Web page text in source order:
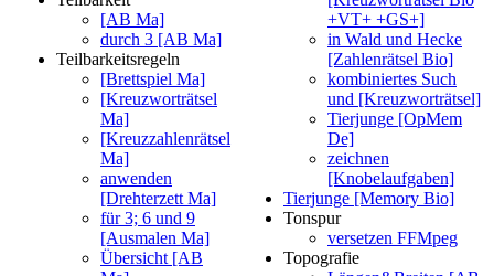
[AB Ma]
durch 3 [AB Ma]
Teilbarkeitsregeln
[Brettspiel Ma]
[Kreuzworträtsel
Ma]
[Kreuzzahlenrätsel
Ma]
anwenden
[Drehterzett Ma]
für 3; 6 und 9
[Ausmalen Ma]
Übersicht [AB
+VT+ +GS+]
in Wald und Hecke
[Zahlenrätsel Bio]
kombiniertes Such
und [Kreuzworträtsel]
Tierjunge [OpMem
De]
zeichnen
[Knobelaufgaben]
Tierjunge [Memory Bio]
Tonspur
versetzen FFMpeg
Topografie